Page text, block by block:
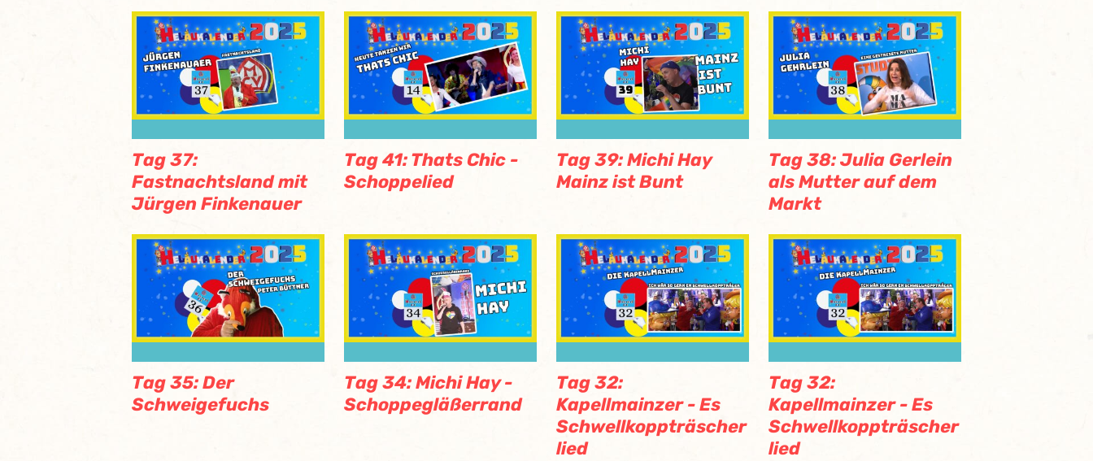
Tag 37:
Fastnachtsland mit
Jürgen Finkenauer
Tag 41: Thats Chic -
Schoppelied
Tag 39: Michi Hay
Mainz ist Bunt
Tag 38: Julia Gerlein
als Mutter auf dem
Markt
Tag 35: Der
Schweigefuchs
Tag 34: Michi Hay -
Schoppegläßerrand
Tag 32:
Kapellmainzer - Es
Schwellkoppträscher
lied
Tag 32:
Kapellmainzer - Es
Schwellkoppträscher
lied